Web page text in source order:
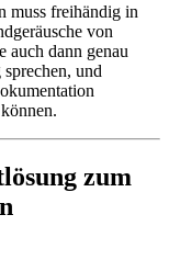
muss freihändig in
von
auch dann genau
und
zum